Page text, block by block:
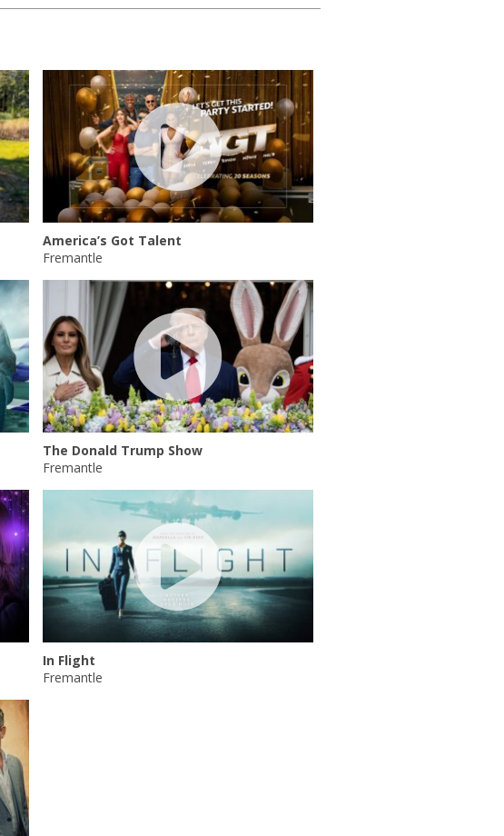
America’s Got Talent
Fremantle
The Donald Trump Show
Fremantle
In Flight
Fremantle